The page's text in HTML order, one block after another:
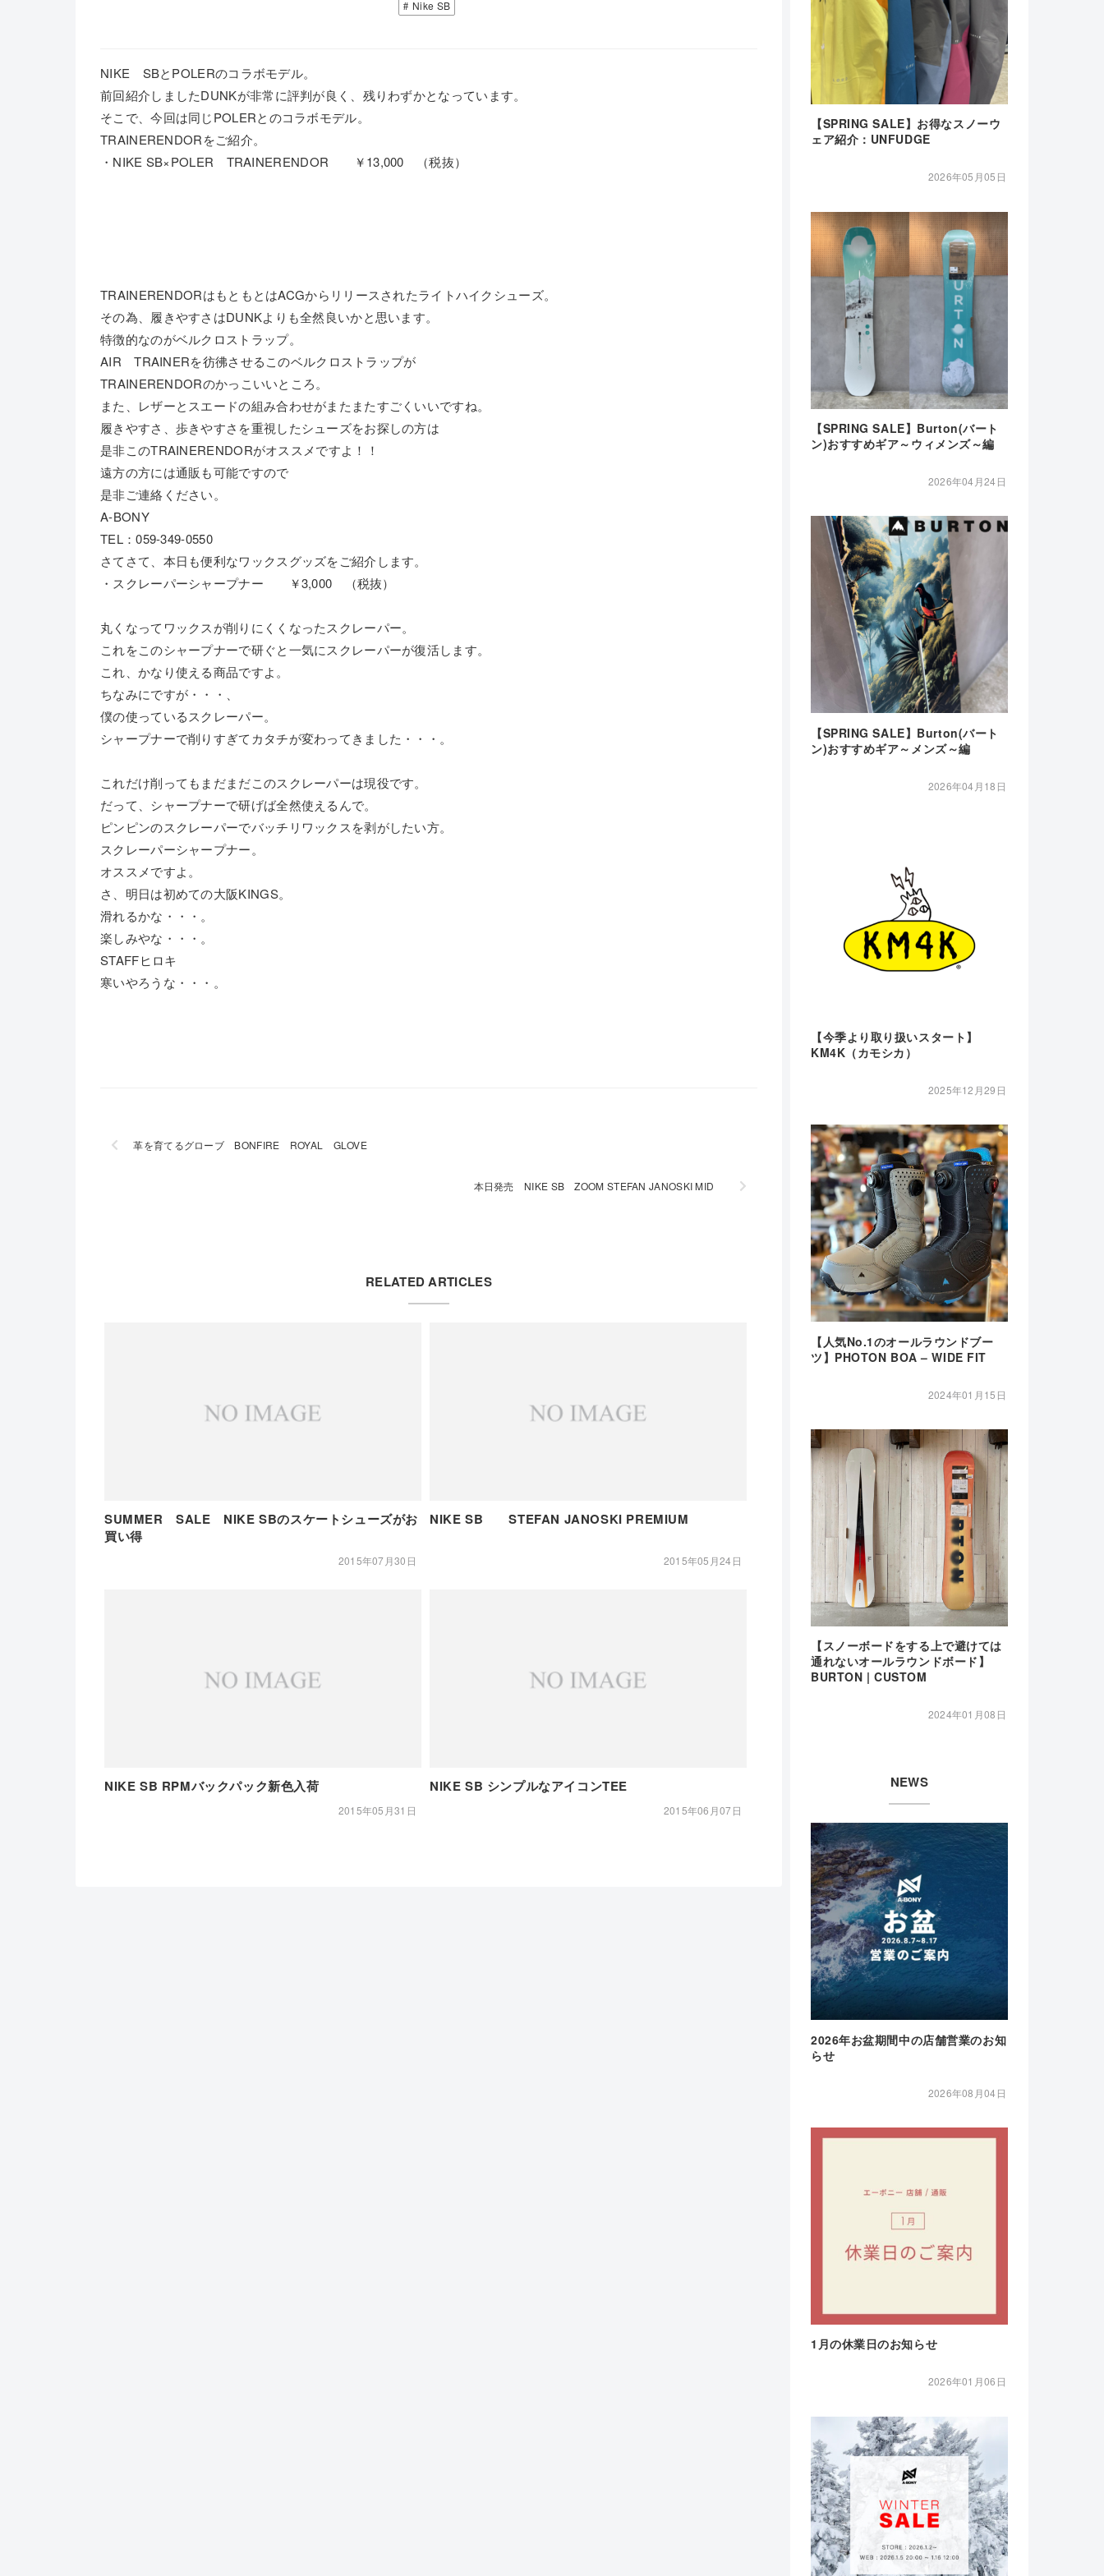
Nike SB
NIKE SBとPOLERのコラボモデル。
前回紹介しましたDUNKが非常に評判が良く、残りわずかとなっています。
そこで、今回は同じPOLERとのコラボモデル。
TRAINERENDORをご紹介。
・NIKE SB×POLER TRAINERENDOR ￥13,000 （税抜）
TRAINERENDORはもともとはACGからリリースされたライトハイクシューズ。
その為、履きやすさはDUNKよりも全然良いかと思います。
特徴的なのがベルクロストラップ。
AIR TRAINERを彷彿させるこのベルクロストラップが
TRAINERENDORのかっこいいところ。
また、レザーとスエードの組み合わせがまたまたすごくいいですね。
履きやすさ、歩きやすさを重視したシューズをお探しの方は
是非このTRAINERENDORがオススメですよ！！
遠方の方には通販も可能ですので
是非ご連絡ください。
A-BONY
TEL：059-349-0550
さてさて、本日も便利なワックスグッズをご紹介します。
・スクレーパーシャープナー ￥3,000 （税抜）
丸くなってワックスが削りにくくなったスクレーパー。
これをこのシャープナーで研ぐと一気にスクレーパーが復活します。
これ、かなり使える商品ですよ。
ちなみにですが・・・、
僕の使っているスクレーパー。
シャープナーで削りすぎてカタチが変わってきました・・・。
これだけ削ってもまだまだこのスクレーパーは現役です。
だって、シャープナーで研げば全然使えるんで。
ピンピンのスクレーパーでバッチリワックスを剥がしたい方。
スクレーパーシャープナー。
オススメですよ。
さ、明日は初めての大阪KINGS。
滑れるかな・・・。
楽しみやな・・・。
STAFFヒロキ
寒いやろうな・・・。
革を育てるグローブ BONFIRE ROYAL GLOVE
本日発売 NIKE SB ZOOM STEFAN JANOSKI MID
RELATED ARTICLES
SUMMER SALE NIKE SBのスケートシューズがお
買い得
2015年07月30日
NIKE SB STEFAN JANOSKI PREMIUM
2015年05月24日
NIKE SB RPMバックパック新色入荷
2015年05月31日
NIKE SB シンプルなアイコンTEE
2015年06月07日
【SPRING SALE】お得なスノーウ
ェア紹介：UNFUDGE
2026年05月05日
【SPRING SALE】Burton(バート
ン)おすすめギア～ウィメンズ～編
2026年04月24日
【SPRING SALE】Burton(バート
ン)おすすめギア～メンズ～編
2026年04月18日
【今季より取り扱いスタート】
KM4K（カモシカ）
2025年12月29日
【人気No.1のオールラウンドブー
ツ】PHOTON BOA – WIDE FIT
2024年01月15日
【スノーボードをする上で避けては
通れないオールラウンドボード】
BURTON | CUSTOM
2024年01月08日
NEWS
2026年お盆期間中の店舗営業のお知
らせ
2026年08月04日
1月の休業日のお知らせ
2026年01月06日